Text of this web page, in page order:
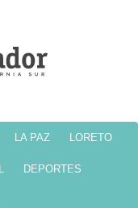
LA PAZ LORETO
DEPORTES